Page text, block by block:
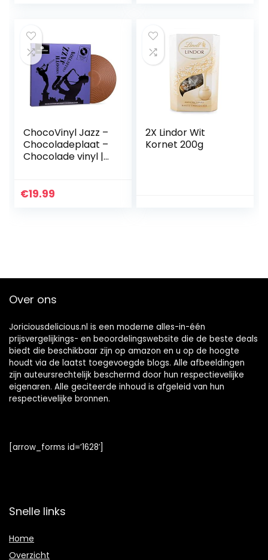
Meisje
ChocoVinyl Jazz –
Chocoladeplaat –
Chocolade vinyl |
Grappige
Vaderdag
€19.99
2X Lindor Wit
Kornet 200g
Over ons
Joriciousdelicious.nl is een moderne alles-in-één
prijsvergelijkings- en beoordelingswebsite die de beste deals
biedt die beschikbaar zijn op amazon en u op de hoogte
houdt via de laatst toegevoegde blogs. Alle afbeeldingen
zijn auteursrechtelijk beschermd door hun respectievelijke
eigenaren. Alle geciteerde inhoud is afgeleid van hun
respectievelijke bronnen.
[arrow_forms id=’1628′]
Snelle links
Home
Overzicht